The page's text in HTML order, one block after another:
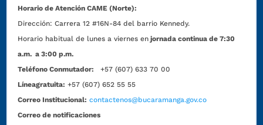
Horario de Atención CAME (Norte):
Dirección:Carrera 12 #16N-84 del barrio Kennedy.
Horario habitual de lunes a viernes en jornada continua de 7:30
a.m. a 3:00 p.m.
Teléfono Conmutador:
+57 (607) 633 70 00
Líneagratuita: +57 (607) 652 55 55
Correo Institucional: contactenos@bucaramanga.gov.co
Correo de notificaciones